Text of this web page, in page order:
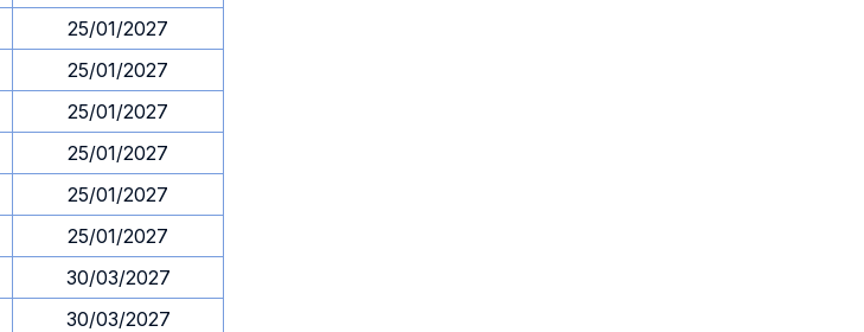
25/01/2027
25/01/2027
25/01/2027
25/01/2027
25/01/2027
25/01/2027
30/03/2027
30/03/2027